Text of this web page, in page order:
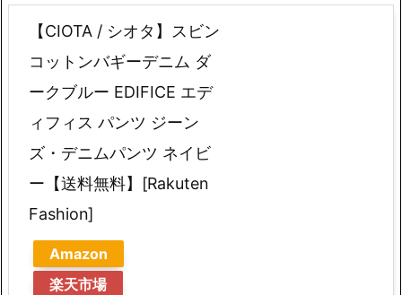
【CIOTA / シオタ】スビン
コットンバギーデニム ダ
ークブルー EDIFICE エデ
ィフィス パンツ ジーン
ズ・デニムパンツ ネイビ
ー【送料無料】[Rakuten
Fashion]
Amazon
楽天市場